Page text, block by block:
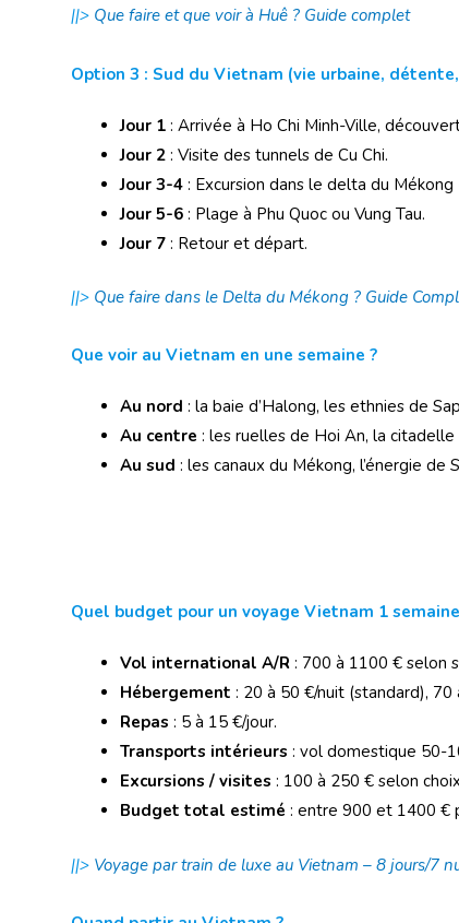
||> Que faire et que voir à Huê ? Guide complet
Option 3 : Sud du Vietnam (vie urbaine,
Jour 1 : Arrivée à Ho Chi Minh-Ville,
Jour 2 : Visite des tunnels de Cu Chi.
Jour 3-4 : Excursion dans le delta du Mékong
Jour 5-6 : Plage à Phu Quoc ou Vung Tau.
Jour 7 : Retour et départ.
||> Que faire dans le Delta du Mékong ? Guide
Que voir au Vietnam en une semaine ?
Au nord : la baie d’Halong, les ethnies de
Au centre : les ruelles de Hoi An, la
Au sud : les canaux du Mékong, l’énergie de
Quel budget pour un voyage Vietnam 1
Vol international A/R : 700 à 1100 € selon
Hébergement : 20 à 50 €/nuit (standard),
Repas : 5 à 15 €/jour.
Transports intérieurs : vol domestique 50-
Excursions / visites : 100 à 250 € selon
Budget total estimé : entre 900 et 1400 €
||> Voyage par train de luxe au Vietnam – 8 jours/7